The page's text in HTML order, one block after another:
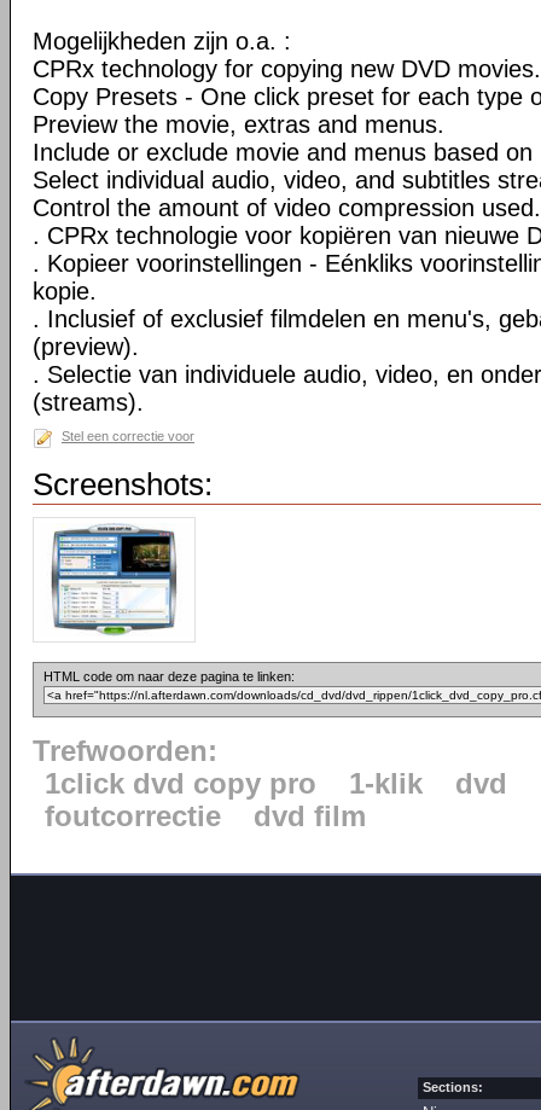
Mogelijkheden zijn o.a. :
CPRx technology for copying new DVD movies.
Copy Presets - One click preset for each type
Preview the movie, extras and menus.
Include or exclude movie and menus based on
Select individual audio, video, and subtitles
Control the amount of video compression used.
. CPRx technologie voor kopiëren van nieuwe
. Kopieer voorinstellingen - Eénkliks
kopie.
. Inclusief of exclusief filmdelen en menu's,
(preview).
. Selectie van individuele audio, video, en
(streams).
Stel een correctie voor
Screenshots:
HTML code om naar deze pagina te linken:
Trefwoorden:
1click dvd copy pro
1-klik dvd
foutcorrectie
dvd film
Sections: